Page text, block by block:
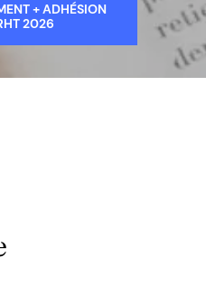
+ ADHÉSION
2026